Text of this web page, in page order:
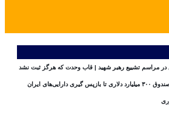
مراسم تشییع رهبر شهید | قاب وحدت که هرگز ثبت نشد
ایران